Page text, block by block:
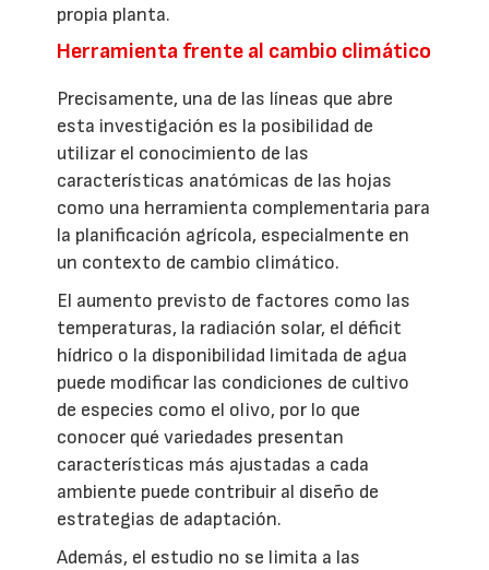
propia planta.
Herramienta frente al cambio climático
Precisamente, una de las líneas que abre
esta investigación es la posibilidad de
utilizar el conocimiento de las
características anatómicas de las hojas
como una herramienta complementaria para
la planificación agrícola, especialmente en
un contexto de cambio climático.
El aumento previsto de factores como las
temperaturas, la radiación solar, el déficit
hídrico o la disponibilidad limitada de agua
puede modificar las condiciones de cultivo
de especies como el olivo, por lo que
conocer qué variedades presentan
características más ajustadas a cada
ambiente puede contribuir al diseño de
estrategias de adaptación.
Además, el estudio no se limita a las